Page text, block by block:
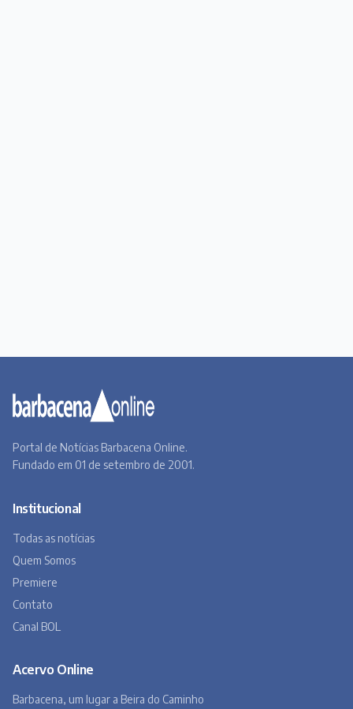
Contato
Acervo Online
Barbacena, um lugar a Beira do Caminho
Museu Virtual
Museu do Tropeirismo
Copyright 2026 © Barbacena Online. Todos os direitos reservados.